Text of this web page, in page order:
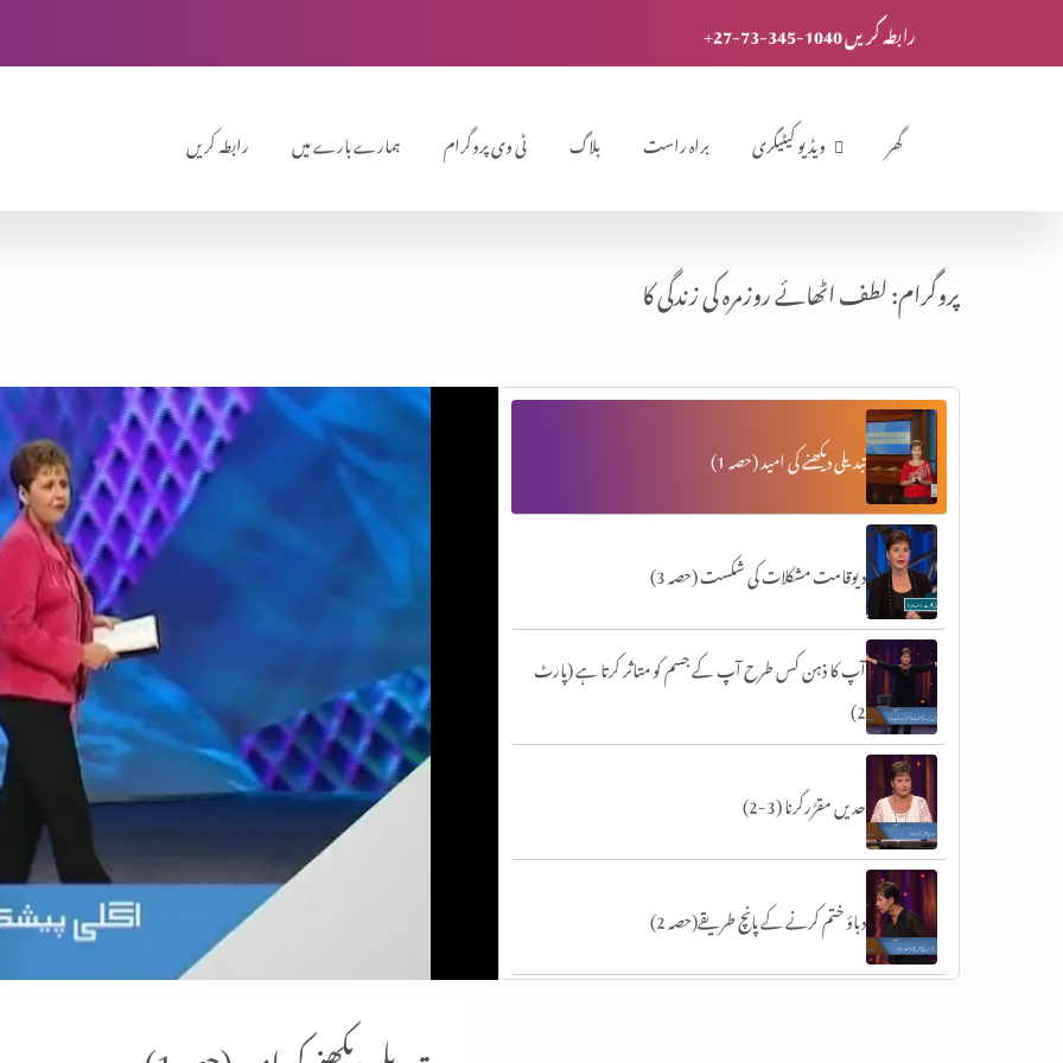
+27-73-345-1040 رابطہ کریں
رابطہ کریں ہمارے بارے میں ٹی وی پروگرام بلاگ براہ راست ویڈیو کیٹیگری گھر
پروگرام: لطف اٹھائے روزمرہ کی زندگی کا
تبدیلی دیکھنے کی امید (حصہ 1)
دیوقامت مشکلات کی شکست (حصہ 3)
آپ کا ذہن کس طرح آپ کے جسم کو متاثر کرتا ہے (پارٹ
2)
حدیں مقرَّرکرنا (3-2)
دباؤ ختم کرنے کے پانچ طریقے(حصہ 2)